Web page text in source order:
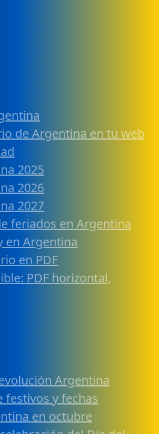
de Argentina en tu web
2025
2026
2027
feriados en Argentina
en Argentina
en PDF
PDF horizontal,
Argentina
festivos y fechas
en octubre